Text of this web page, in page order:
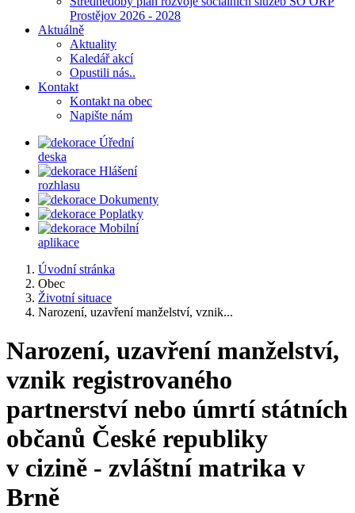
Prostějov 2026 - 2028
Aktuálně
Aktuality
Kaledář akcí
Opustili nás..
Kontakt
Kontakt na obec
Napište nám
Úřední
deska
Hlášení
rozhlasu
Dokumenty
Poplatky
Mobilní
aplikace
Úvodní stránka
Obec
Životní situace
Narození, uzavření manželství, vznik...
Narození, uzavření manželství,
vznik registrovaného
partnerství nebo úmrtí státních
občanů České republiky
v cizině - zvláštní matrika v
Brně